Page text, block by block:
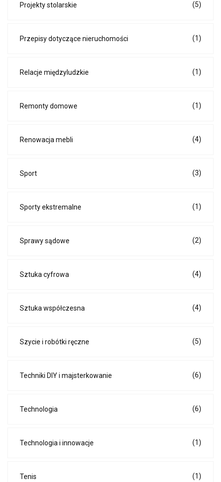
Projekty stolarskie (5)
Przepisy dotyczące nieruchomości (1)
Relacje międzyludzkie (1)
Remonty domowe (1)
Renowacja mebli (4)
Sport (3)
Sporty ekstremalne (1)
Sprawy sądowe (2)
Sztuka cyfrowa (4)
Sztuka współczesna (4)
Szycie i robótki ręczne (5)
Techniki DIY i majsterkowanie (6)
Technologia (6)
Technologia i innowacje (1)
Tenis (1)